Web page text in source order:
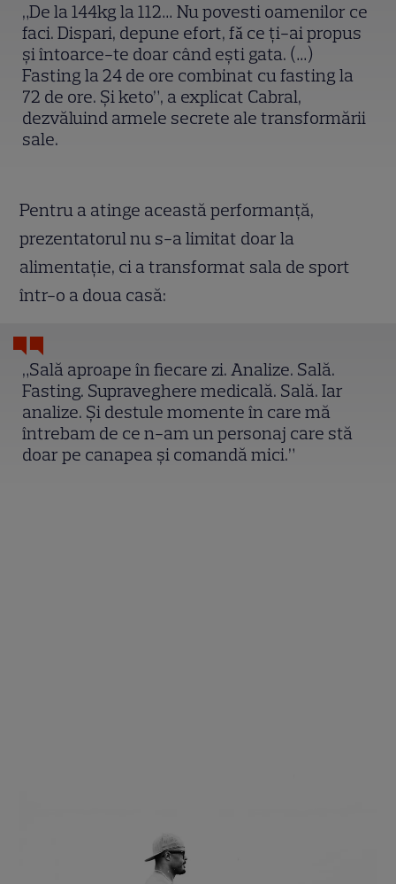
„De la 144kg la 112… Nu povesti oamenilor ce
faci. Dispari, depune efort, fǎ ce ți-ai propus
și întoarce-te doar când eşti gata. (…)
Fasting la 24 de ore combinat cu fasting la
72 de ore. Și keto”, a explicat Cabral,
dezvăluind armele secrete ale transformării
sale.
Pentru a atinge această performanță,
prezentatorul nu s-a limitat doar la
alimentație, ci a transformat sala de sport
într-o a doua casă:
„Sală aproape în fiecare zi. Analize. Sală.
Fasting. Supraveghere medicală. Sală. Iar
analize. Și destule momente în care mă
întrebam de ce n-am un personaj care stă
doar pe canapea și comandă mici.”